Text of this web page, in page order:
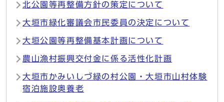
北公園等再整備方針の策定について
大垣市緑化審議会市民委員の決定について
大垣公園等再整備基本計画について
農山漁村振興交付金に係る活性化計画
大垣市かみいしづ緑の村公園・大垣市山村体験
宿泊施設奥養老